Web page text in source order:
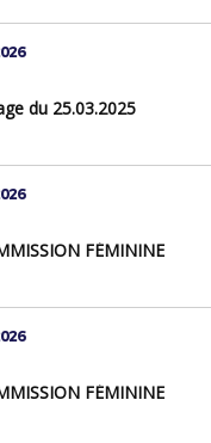
du 25.03.2025
FÉMININE
FÉMININE